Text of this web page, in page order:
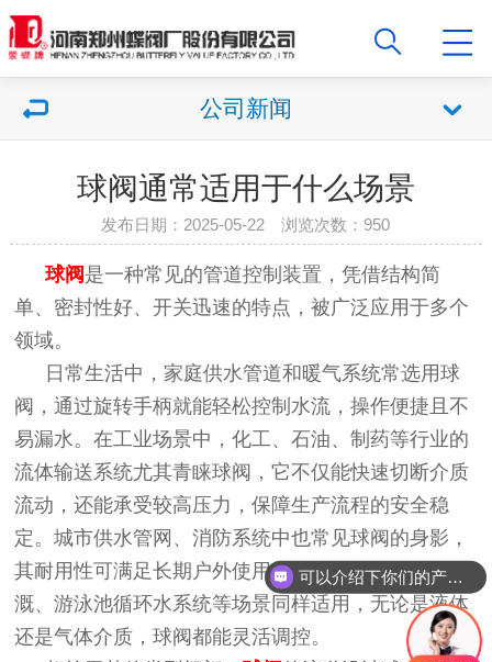
公司新闻
球阀通常适用于什么场景
发布日期：2025-05-22 浏览次数：950
球阀是一种常见的管道控制装置，凭借结构简
单、密封性好、开关迅速的特点，被广泛应用于多个
领域。
日常生活中，家庭供水管道和暖气系统常选用球
阀，通过旋转手柄就能轻松控制水流，操作便捷且不
易漏水。在工业场景中，化工、石油、制药等行业的
流体输送系统尤其青睐球阀，它不仅能快速切断介质
流动，还能承受较高压力，保障生产流程的安全稳
定。城市供水管网、消防系统中也常见球阀的身影，
其耐用性可满足长期户外使用的需求。此外，农业灌
溉、游泳池循环水系统等场景同样适用，无论是液体
还是气体介质，球阀都能灵活调控。
可以介绍下你们的产品么？